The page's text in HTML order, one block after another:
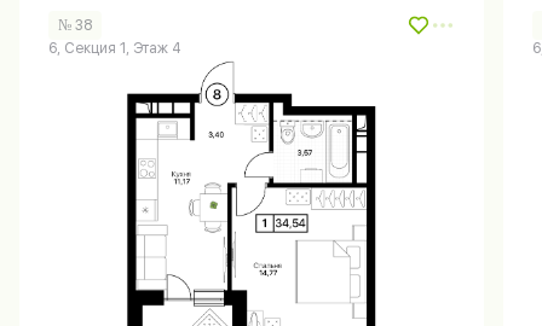
№ 38
6, Секция 1, Этаж 4